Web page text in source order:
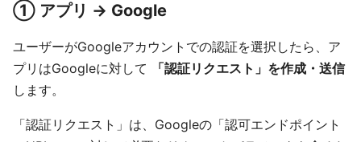
① アプリ → Google
ユーザーがGoogleアカウントでの認証を選択したら、ア
プリはGoogleに対して
「認証リクエスト」を作成・送信
します。
「認証リクエスト」は、Googleの「認可エンドポイント